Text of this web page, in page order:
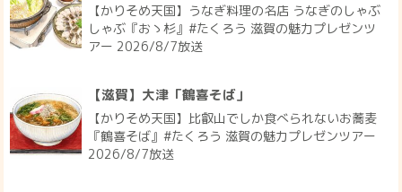
【かりそめ天国】うなぎ料理の名店 うなぎのしゃぶ
しゃぶ『おゝ杉』#たくろう 滋賀の魅力プレゼンツ
アー 2026/8/7放送
【滋賀】大津「鶴喜そば」
【かりそめ天国】比叡山でしか食べられないお蕎麦
『鶴喜そば』#たくろう 滋賀の魅力プレゼンツアー
2026/8/7放送